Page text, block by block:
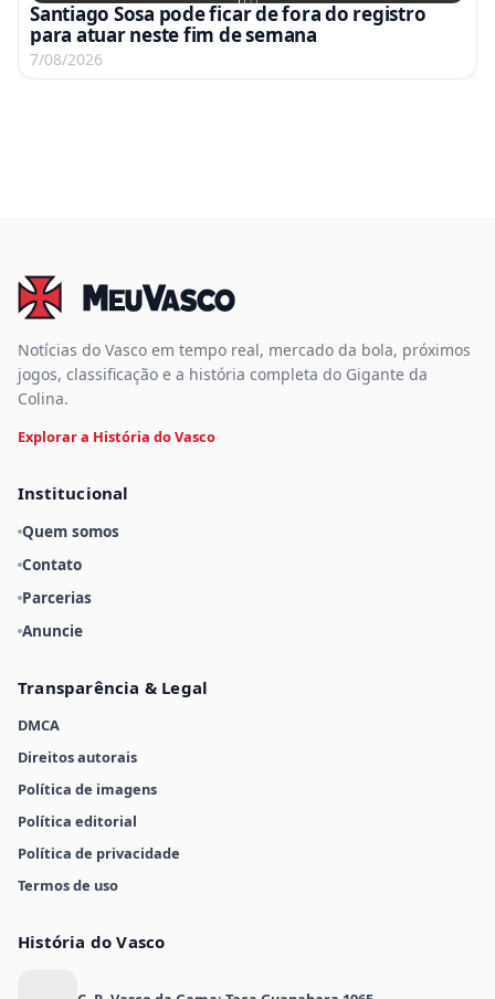
Santiago Sosa pode ficar de fora do registro
para atuar neste fim de semana
7/08/2026
Notícias do Vasco em tempo real, mercado da bola, próximos
jogos, classificação e a história completa do Gigante da
Colina.
Explorar a História do Vasco
Institucional
Quem somos
Contato
Parcerias
Anuncie
Transparência & Legal
DMCA
Direitos autorais
Política de imagens
Política editorial
Política de privacidade
Termos de uso
História do Vasco